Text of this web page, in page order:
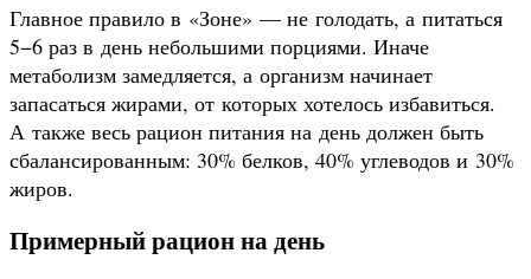
Главное правило в «Зоне» — не голодать, а питаться
5−6 раз в день небольшими порциями. Иначе
метаболизм замедляется, а организм начинает
запасаться жирами, от которых хотелось избавиться.
А также весь рацион питания на день должен быть
сбалансированным: 30% белков, 40% углеводов и 30%
жиров.
Примерный рацион на день